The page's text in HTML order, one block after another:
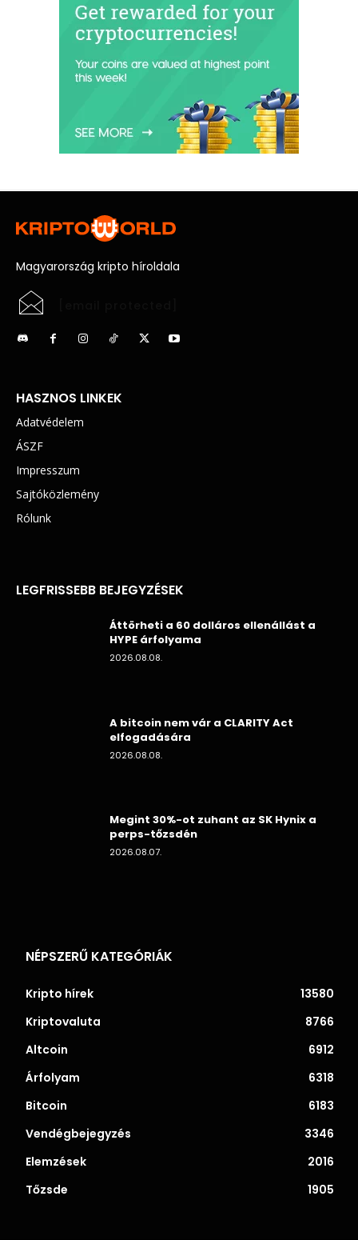
Magyarország kripto híroldala
HASZNOS LINKEK
Adatvédelem
ÁSZF
Impresszum
Sajtóközlemény
Rólunk
LEGFRISSEBB BEJEGYZÉSEK
Áttörheti a 60 dolláros ellenállást a
HYPE árfolyama
2026.08.08.
A bitcoin nem vár a CLARITY Act
elfogadására
2026.08.08.
Megint 30%-ot zuhant az SK Hynix a
perps-tőzsdén
2026.08.07.
NÉPSZERŰ KATEGÓRIÁK
Kripto hírek
13580
Kriptovaluta
8766
Altcoin
6912
Árfolyam
6318
Bitcoin
6183
Vendégbejegyzés
3346
Elemzések
2016
Tőzsde
1905